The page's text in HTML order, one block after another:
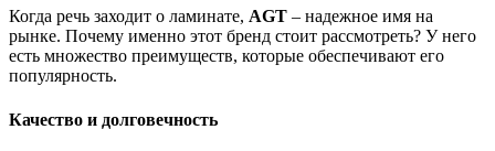
Когда речь заходит о ламинате, AGT – надежное имя на
рынке. Почему именно этот бренд стоит рассмотреть? У него
есть множество преимуществ, которые обеспечивают его
популярность.
Качество и долговечность